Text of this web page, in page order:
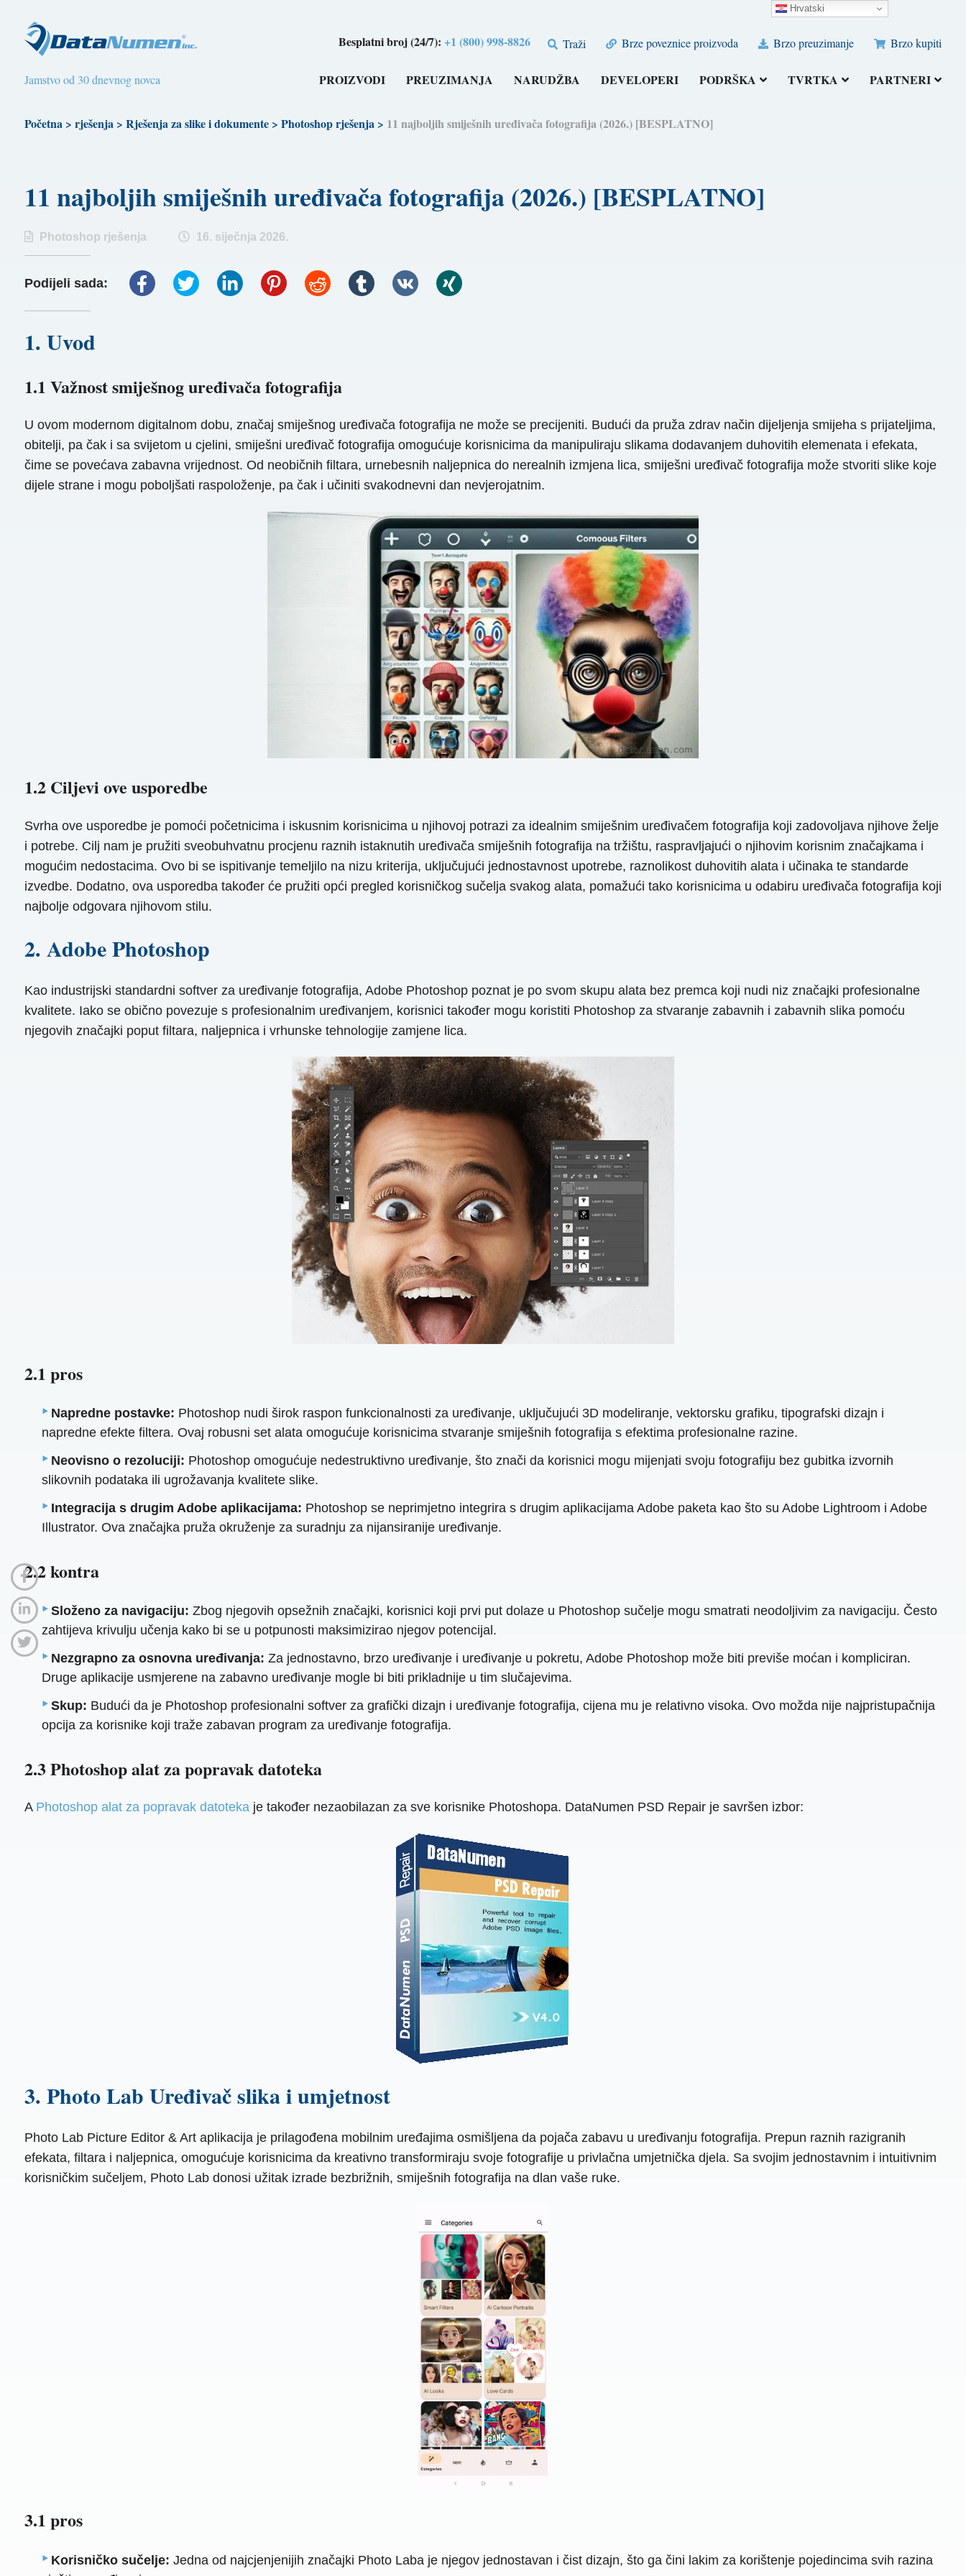
Besplatni broj (24/7):+1 (800) 998-8826 Traži Brze poveznice proizvoda Brzo preuzimanje Brzo kupiti
Jamstvo od 30 dnevnog novca PROIZVODI PREUZIMANJA NARUDŽBA DEVELOPERI PODRŠKA TVRTKA PARTNERI
Početna> rješenja> Rješenja za slike i dokumente> Photoshop rješenja> 11 najboljih smiješnih uređivača fotografija (2026.) [BESPLATNO]
11 najboljih smiješnih uređivača fotografija (2026.) [BESPLATNO]
Photoshop rješenja 16. siječnja 2026.
Podijeli sada:
1. Uvod
1.1 Važnost smiješnog uređivača fotografija
U ovom modernom digitalnom dobu, značaj smiješnog uređivača fotografija ne može se precijeniti. Budući da pruža zdrav način dijeljenja smijeha s prijateljima,
obitelji, pa čak i sa svijetom u cjelini, smiješni uređivač fotografija omogućuje korisnicima da manipuliraju slikama dodavanjem duhovitih elemenata i efekata,
čime se povećava zabavna vrijednost. Od neobičnih filtara, urnebesnih naljepnica do nerealnih izmjena lica, smiješni uređivač fotografija može stvoriti slike koje
dijele strane i mogu poboljšati raspoloženje, pa čak i učiniti svakodnevni dan nevjerojatnim.
1.2 Ciljevi ove usporedbe
Svrha ove usporedbe je pomoći početnicima i iskusnim korisnicima u njihovoj potrazi za idealnim smiješnim uređivačem fotografija koji zadovoljava njihove želje
i potrebe. Cilj nam je pružiti sveobuhvatnu procjenu raznih istaknutih uređivača smiješnih fotografija na tržištu, raspravljajući o njihovim korisnim značajkama i
mogućim nedostacima. Ovo bi se ispitivanje temeljilo na nizu kriterija, uključujući jednostavnost upotrebe, raznolikost duhovitih alata i učinaka te standarde
izvedbe. Dodatno, ova usporedba također će pružiti opći pregled korisničkog sučelja svakog alata, pomažući tako korisnicima u odabiru uređivača fotografija koji
najbolje odgovara njihovom stilu.
2. Adobe Photoshop
Kao industrijski standardni softver za uređivanje fotografija, Adobe Photoshop poznat je po svom skupu alata bez premca koji nudi niz značajki profesionalne
kvalitete. Iako se obično povezuje s profesionalnim uređivanjem, korisnici također mogu koristiti Photoshop za stvaranje zabavnih i zabavnih slika pomoću
njegovih značajki poput filtara, naljepnica i vrhunske tehnologije zamjene lica.
2.1 pros
Napredne postavke: Photoshop nudi širok raspon funkcionalnosti za uređivanje, uključujući 3D modeliranje, vektorsku grafiku, tipografski dizajn i
napredne efekte filtera. Ovaj robusni set alata omogućuje korisnicima stvaranje smiješnih fotografija s efektima profesionalne razine.
Neovisno o rezoluciji: Photoshop omogućuje nedestruktivno uređivanje, što znači da korisnici mogu mijenjati svoju fotografiju bez gubitka izvornih
slikovnih podataka ili ugrožavanja kvalitete slike.
Integracija s drugim Adobe aplikacijama: Photoshop se neprimjetno integrira s drugim aplikacijama Adobe paketa kao što su Adobe Lightroom i Adobe
Illustrator. Ova značajka pruža okruženje za suradnju za nijansiranije uređivanje.
2.2 kontra
Složeno za navigaciju: Zbog njegovih opsežnih značajki, korisnici koji prvi put dolaze u Photoshop sučelje mogu smatrati neodoljivim za navigaciju. Često
zahtijeva krivulju učenja kako bi se u potpunosti maksimizirao njegov potencijal.
Nezgrapno za osnovna uređivanja: Za jednostavno, brzo uređivanje i uređivanje u pokretu, Adobe Photoshop može biti previše moćan i kompliciran.
Druge aplikacije usmjerene na zabavno uređivanje mogle bi biti prikladnije u tim slučajevima.
Skup: Budući da je Photoshop profesionalni softver za grafički dizajn i uređivanje fotografija, cijena mu je relativno visoka. Ovo možda nije najpristupačnija
opcija za korisnike koji traže zabavan program za uređivanje fotografija.
2.3 Photoshop alat za popravak datoteka
A Photoshop alat za popravak datotekaje također nezaobilazan za sve korisnike Photoshopa. DataNumen PSD Repair je savršen izbor:
3. Photo Lab Uređivač slika i umjetnost
Photo Lab Picture Editor & Art aplikacija je prilagođena mobilnim uređajima osmišljena da pojača zabavu u uređivanju fotografija. Prepun raznih razigranih
efekata, filtara i naljepnica, omogućuje korisnicima da kreativno transformiraju svoje fotografije u privlačna umjetnička djela. Sa svojim jednostavnim i intuitivnim
korisničkim sučeljem, Photo Lab donosi užitak izrade bezbrižnih, smiješnih fotografija na dlan vaše ruke.
3.1 pros
Korisničko sučelje: Jedna od najcjenjenijih značajki Photo Laba je njegov jednostavan i čist dizajn, što ga čini lakim za korištenje pojedincima svih razina
Hrvatski